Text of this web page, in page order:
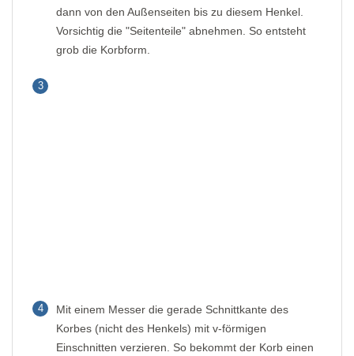
dann von den Außenseiten bis zu diesem Henkel.
Vorsichtig die "Seitenteile" abnehmen. So entsteht
grob die Korbform.
3
4
Mit einem Messer die gerade Schnittkante des
Korbes (nicht des Henkels) mit v-förmigen
Einschnitten verzieren. So bekommt der Korb einen